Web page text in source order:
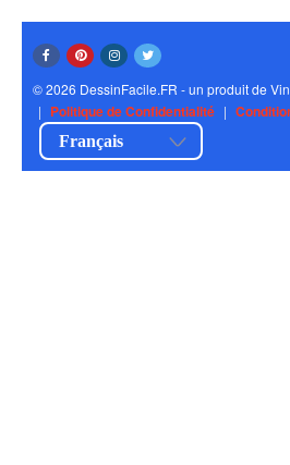
© 2026 DessinFacile.FR - un produit de
| Politique de Confidentialité |
Français